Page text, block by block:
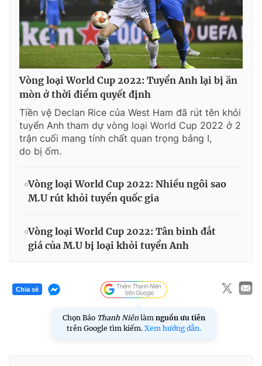
Vòng loại World Cup 2022: Tuyển Anh lại bị ăn
mòn ở thời điểm quyết định
Tiền vệ Declan Rice của West Ham đã rút tên khỏi
tuyển Anh tham dự vòng loại World Cup 2022 ở 2
trận cuối mang tính chất quan trọng bảng I,
do bị ốm.
Vòng loại World Cup 2022: Nhiều ngôi sao
M.U rút khỏi tuyển quốc gia
Vòng loại World Cup 2022: Tân binh đắt
giá của M.U bị loại khỏi tuyển Anh
Chia sẻ
Chọn Báo Thanh Niên làm nguồn ưu tiên
trên Google tìm kiếm. Xem hướng dẫn.